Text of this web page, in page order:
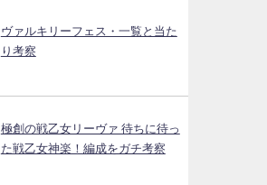
ヴァルキリーフェス・一覧と当た
り考察
極創の戦乙女リーヴァ 待ちに待っ
た戦乙女神楽！編成をガチ考察